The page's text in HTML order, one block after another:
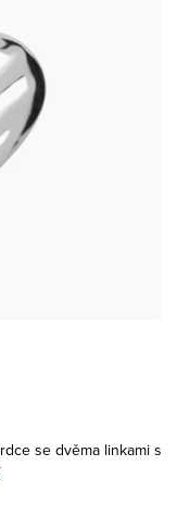
se dvěma linkami s